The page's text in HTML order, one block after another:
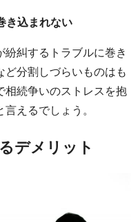
き込まれない
糾するトラブルに巻き
ど分割しづらいものはも
相続争いのストレスを抱
えるでしょう。
デメリット